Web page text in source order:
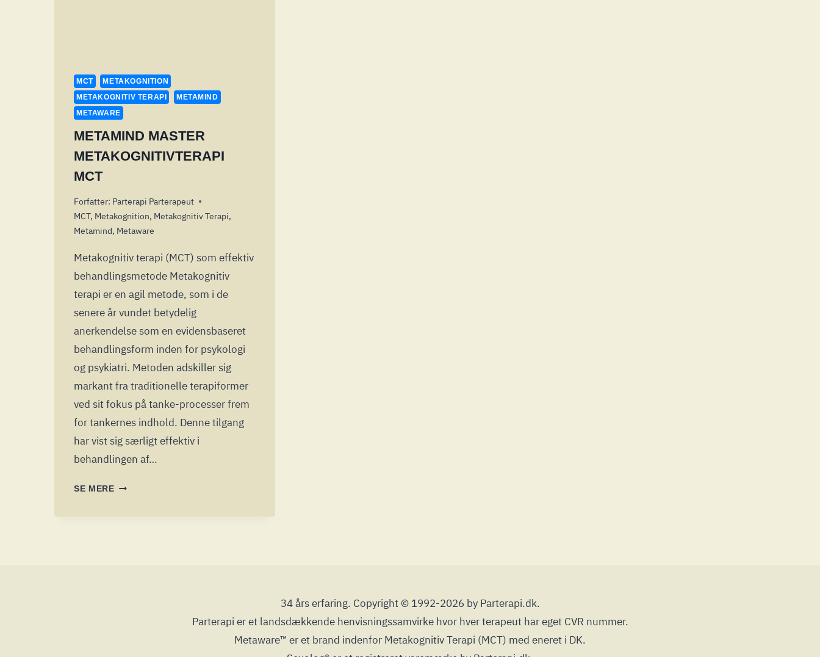
MCT
METAKOGNITION
METAKOGNITIV TERAPI
METAMIND
METAWARE
METAMIND MASTER
METAKOGNITIVTERAPI
MCT
Forfatter: Parterapi Parterapeut
MCT, Metakognition, Metakognitiv Terapi,
Metamind, Metaware
Metakognitiv terapi (MCT) som effektiv
behandlingsmetode Metakognitiv
terapi er en agil metode, som i de
senere år vundet betydelig
anerkendelse som en evidensbaseret
behandlingsform inden for psykologi
og psykiatri. Metoden adskiller sig
markant fra traditionelle terapiformer
ved sit fokus på tanke-processer frem
for tankernes indhold. Denne tilgang
har vist sig særligt effektiv i
behandlingen af…
SE MEREMETAMIND
34 års erfaring. Copyright © 1992-2026 by Parterapi.dk.
Parterapi er et landsdækkende henvisningssamvirke hvor hver terapeut har eget CVR nummer.
Metaware™ er et brand indenfor Metakognitiv Terapi (MCT) med eneret i DK.